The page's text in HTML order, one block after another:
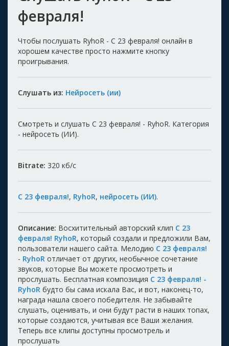
февраля!
Чтобы послушать RyhoR - С 23 февраля! онлайн в
хорошем качестве просто нажмите кнопку
проигрывания.
Слушать из: Нейросеть (ии)
Смотреть и слушать С 23 февраля! - RyhoR. Категория
- нейросеть (ИИ).
Bitrate: 320 кб/с
С 23 февраля!, RyhoR, нейросеть (ИИ).
Описание: Восхитительный авторский клип С 23
февраля! RyhoR, который создали и предложили Вам,
пользователи нашего сайта. Мелодию С 23 февраля!
- RyhoR отличает от других, необычное сочетание
звуков, которые Вы можете просмотреть и
прослушать. Бесплатная композиция С 23 февраля! -
RyhoR будто бы сама искала Вас, и вот, наконец-то,
награда нашла своего победителя. Не забывайте
слушать, оценивать, и они будут расти в наших топах,
которые создаются, учитывая все Ваши желания.
Теперь все клипы доступны просмотрель и
прослушать